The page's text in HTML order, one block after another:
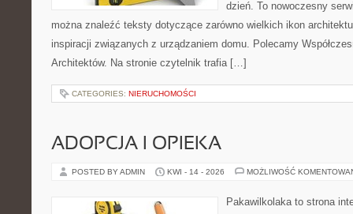
dzień. To nowoczesny
można znaleźć teksty dotyczące zarówno wielkich ikon
inspiracji związanych z urządzaniem domu. Polecamy
Architektów. Na stronie czytelnik trafia […]
CATEGORIES: NIERUCHOMOŚCI
ADOPCJA I OPIEKA
POSTED BY ADMIN KWI - 14 - 2026 MOŻLIWOŚĆ
Pakawilkolaka to strona